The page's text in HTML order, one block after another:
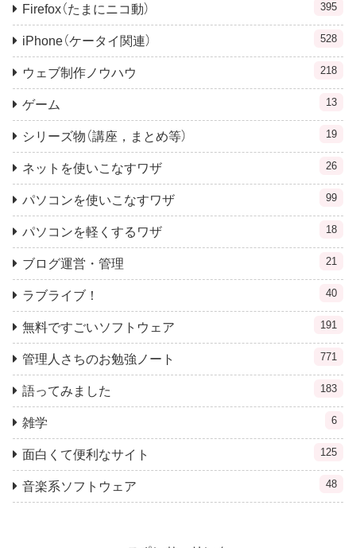
Firefox（たまにニコ動） 395
iPhone（ケータイ関連） 528
ウェブ制作ノウハウ 218
ゲーム 13
シリーズ物（講座，まとめ等） 19
ネットを使いこなすワザ 26
パソコンを使いこなすワザ 99
パソコンを軽くするワザ 18
ブログ運営・管理 21
ラブライブ！ 40
無料ですごいソフトウェア 191
管理人さちのお勉強ノート 771
語ってみました 183
雑学 6
面白くて便利なサイト 125
音楽系ソフトウェア 48